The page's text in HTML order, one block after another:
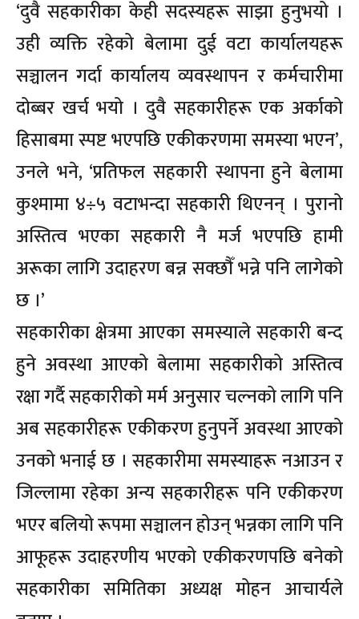
‘दुवै सहकारीका केही सदस्यहरू साझा हुनुभयो ।
उही व्यक्ति रहेको बेलामा दुई वटा कार्यालयहरू
सञ्चालन गर्दा कार्यालय व्यवस्थापन र कर्मचारीमा
दोब्बर खर्च भयो । दुवै सहकारीहरू एक अर्काको
हिसाबमा स्पष्ट भएपछि एकीकरणमा समस्या भएन’,
उनले भने, ‘प्रतिफल सहकारी स्थापना हुने बेलामा
कुश्मामा ४÷५ वटाभन्दा सहकारी थिएनन् । पुरानो
अस्तित्व भएका सहकारी नै मर्ज भएपछि हामी
अरूका लागि उदाहरण बन्न सक्छौँ भन्ने पनि लागेको
छ ।’
सहकारीका क्षेत्रमा आएका समस्याले सहकारी बन्द
हुने अवस्था आएको बेलामा सहकारीको अस्तित्व
रक्षा गर्दै सहकारीको मर्म अनुसार चल्नको लागि पनि
अब सहकारीहरू एकीकरण हुनुपर्ने अवस्था आएको
उनको भनाई छ । सहकारीमा समस्याहरू नआउन र
जिल्लामा रहेका अन्य सहकारीहरू पनि एकीकरण
भएर बलियो रूपमा सञ्चालन होउन् भन्नका लागि पनि
आफूहरू उदाहरणीय भएको एकीकरणपछि बनेको
सहकारीका समितिका अध्यक्ष मोहन आचार्यले